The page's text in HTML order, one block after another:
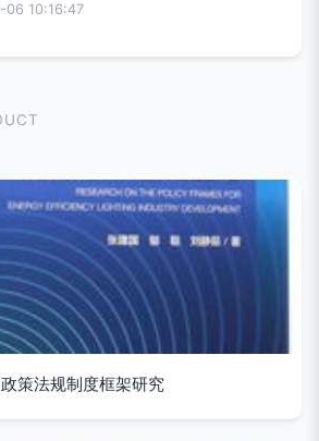
06 10:16:47
策法规制度框架研究